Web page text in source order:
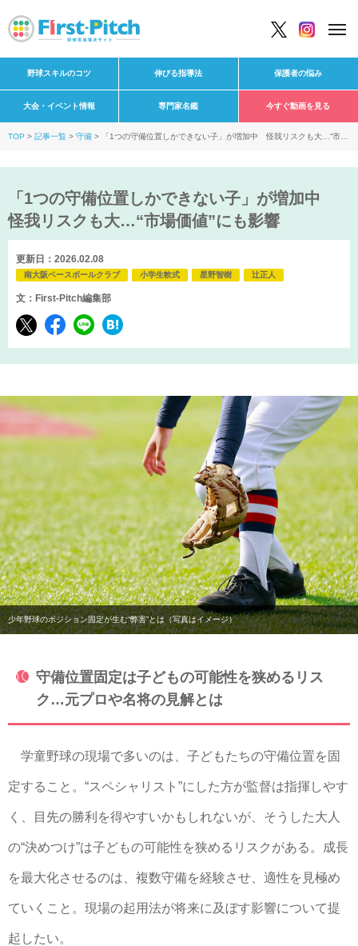
野球スキルのコツ 伸びる指導法 保護者の悩み
大会・イベント情報 専門家名鑑 今すぐ動画を見る
TOP 記事一覧 守備
「1つの守備位置しかできない子」が増加中 怪我リスクも大…“市場
「1つの守備位置しかできない子」が増加中
怪我リスクも大…“市場価値”にも影響
更新日：2026.02.08
南大阪ベースボールクラブ 小学生軟式 星野智樹 辻正人
文：First-Pitch編集部
少年野球のポジション固定が生む“弊害”とは（写真はイメージ）
守備位置固定は子どもの可能性を狭めるリス
ク…元プロや名将の見解とは
学童野球の現場で多いのは、子どもたちの守備位置を固
定すること。“スペシャリスト”にした方が監督は指揮しやす
く、目先の勝利を得やすいかもしれないが、そうした大人
の“決めつけ”は子どもの可能性を狭めるリスクがある。成長
を最大化させるのは、複数守備を経験させ、適性を見極め
ていくこと。現場の起用法が将来に及ぼす影響について提
起したい。